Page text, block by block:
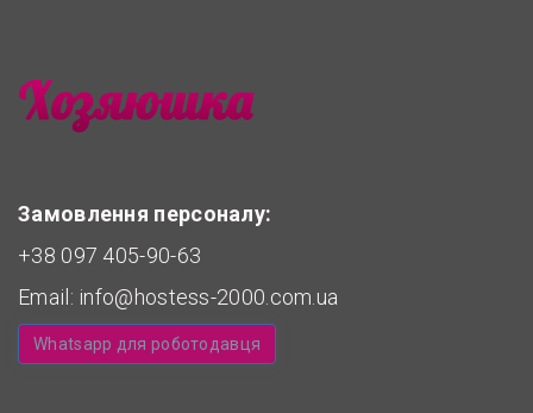
Замовлення персоналу:
+38 097 405-90-63
Email: info@hostess-2000.com.ua
Whatsapp для роботодавця